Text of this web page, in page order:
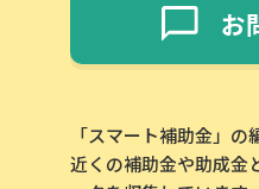
お
「スマート補助金」
近くの補助金や助成金